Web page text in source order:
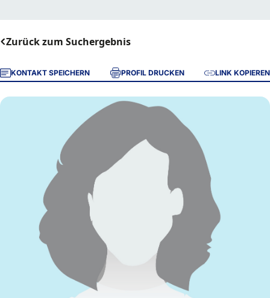
Zurück zum Suchergebnis
KONTAKT SPEICHERN PROFIL DRUCKEN LINK KOPIEREN